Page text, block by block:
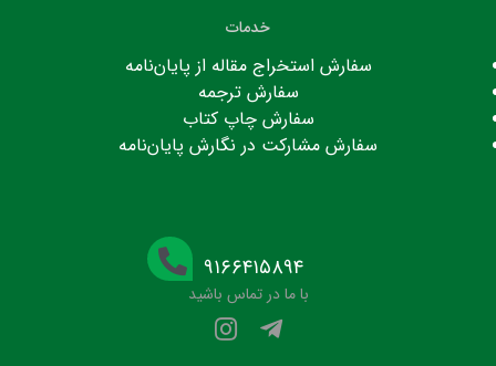
خدمات
سفارش استخراج مقاله از پایان‌نامه
سفارش ترجمه
سفارش چاپ کتاب
سفارش مشارکت در نگارش پایان‌نامه
۹۱۶۶۴۱۵۸۹۴
با ما در تماس باشید